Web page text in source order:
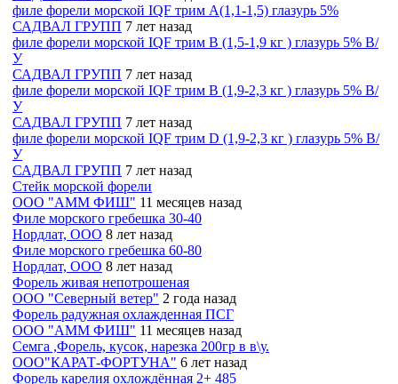
филе форели морской IQF трим A(1,1-1,5) глазурь 5%
САДВАЛ ГРУПП 7 лет назад
филе форели морской IQF трим B (1,5-1,9 кг ) глазурь 5% В/
У
САДВАЛ ГРУПП 7 лет назад
филе форели морской IQF трим B (1,9-2,3 кг ) глазурь 5% В/
У
САДВАЛ ГРУПП 7 лет назад
филе форели морской IQF трим D (1,9-2,3 кг ) глазурь 5% В/
У
САДВАЛ ГРУПП 7 лет назад
Стейк морской форели
ООО "АММ ФИШ" 11 месяцев назад
Филе морского гребешка 30-40
Нордлат, ООО 8 лет назад
Филе морского гребешка 60-80
Нордлат, ООО 8 лет назад
Форель живая непотрошеная
ООО "Северный ветер" 2 года назад
Форель радужная охлажденная ПСГ
ООО "АММ ФИШ" 11 месяцев назад
Семга ,Форель, кусок, нарезка 200гр в в\у.
ООО"КАРАТ-ФОРТУНА" 6 лет назад
Форель карелия охлождённая 2+ 485